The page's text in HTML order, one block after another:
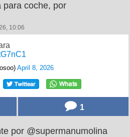
para coche, por
10:06
April 8, 2026
1
por @supermanumolina